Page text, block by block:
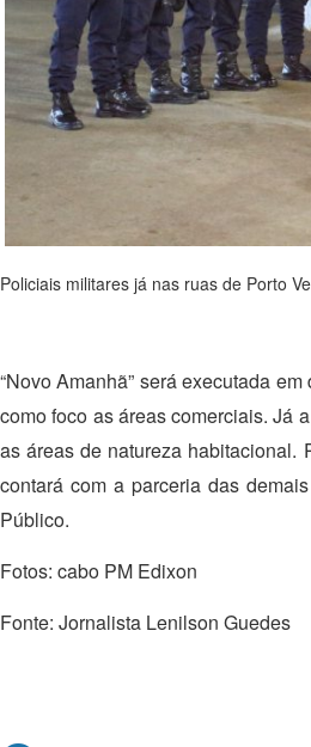
Policiais militares já nas ruas de Porto
“Novo Amanhã” será executada
como foco as áreas comerciais. Já
as áreas de natureza habitacional.
contará com a parceria das
Público.
Fotos: cabo PM Edixon
Fonte: Jornalista Lenilson Guedes